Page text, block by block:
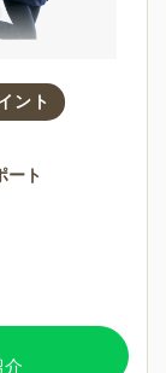
ント
ート